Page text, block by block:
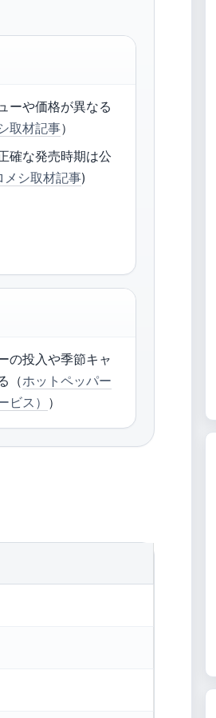
ーや価格が異なる
取材記事）
確な発売時期は公
メシ取材記事)
の投入や季節キャ
（ホットペッパー
ビス） ）